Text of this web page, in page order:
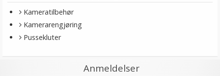
Kameratilbehør
Kamerarengjøring
Pussekluter
Anmeldelser